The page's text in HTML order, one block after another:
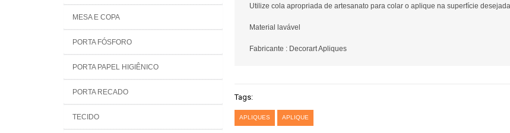
MESA E COPA
PORTA FÓSFORO
PORTA PAPEL HIGIÊNICO
PORTA RECADO
TECIDO
Utilize cola apropriada de artesanato para colar o aplique na superfície
Material lavável
Fabricante : Decorart Apliques
Tags:
APLIQUES APLIQUE